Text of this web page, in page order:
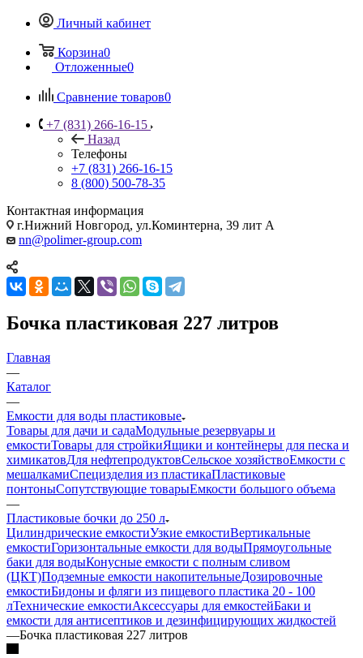
Личный кабинет
Корзина0
Отложенные0
Сравнение товаров0
+7 (831) 266-16-15
Назад
Телефоны
+7 (831) 266-16-15
8 (800) 500-78-35
Контактная информация
г.Нижний Новгород, ул.Коминтерна, 39 лит А
nn@polimer-group.com
Бочка пластиковая 227 литров
Главная
—
Каталог
—
Емкости для воды пластиковые
Товары для дачи и садаМодульные резервуары и
емкостиТовары для стройкиЯщики и контейнеры для песка и
химикатовДля нефтепродуктовСельское хозяйствоЕмкости с
мешалкамиСпецизделия из пластикаПластиковые
понтоныСопутствующие товарыЕмкости большого объема
—
Пластиковые бочки до 250 л
Цилиндрические емкостиУзкие емкостиВертикальные
емкостиГоризонтальные емкости для водыПрямоугольные
баки для водыКонусные емкости с полным сливом
(ЦКТ)Подземные емкости накопительныеДозировочные
емкостиБидоны и фляги из пищевого пластика 20 - 100
лТехнические емкостиАксессуары для емкостейБаки и
емкости для антисептиков и дезинфицирующих жидкостей
—Бочка пластиковая 227 литров